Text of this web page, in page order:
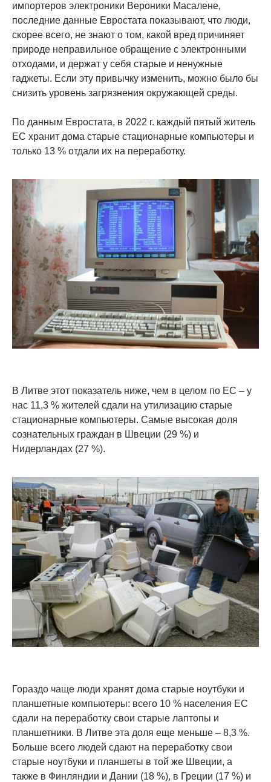
импортеров электроники Вероники Масалене,
последние данные Евростата показывают, что люди,
скорее всего, не знают о том, какой вред причиняет
природе неправильное обращение с электронными
отходами, и держат у себя старые и ненужные
гаджеты. Если эту привычку изменить, можно было бы
снизить уровень загрязнения окружающей среды.
По данным Евростата, в 2022 г. каждый пятый житель
ЕС хранит дома старые стационарные компьютеры и
только 13 % отдали их на переработку.
В Литве этот показатель ниже, чем в целом по ЕС – у
нас 11,3 % жителей сдали на утилизацию старые
стационарные компьютеры. Самые высокая доля
сознательных граждан в Швеции (29 %) и
Нидерландах (27 %).
Гораздо чаще люди хранят дома старые ноутбуки и
планшетные компьютеры: всего 10 % населения ЕС
сдали на переработку свои старые лаптопы и
планшетники. В Литве эта доля еще меньше – 8,3 %.
Больше всего людей сдают на переработку свои
старые ноутбуки и планшеты в той же Швеции, а
также в Финляндии и Дании (18 %), в Греции (17 %) и